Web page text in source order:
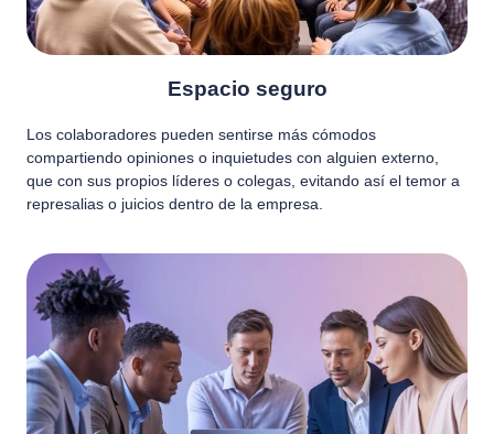
Espacio seguro
Los colaboradores pueden sentirse más cómodos
compartiendo opiniones o inquietudes con alguien externo,
que con sus propios líderes o colegas, evitando así el temor a
represalias o juicios dentro de la empresa.